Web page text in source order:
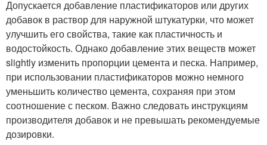
Допускается добавление пластификаторов или других
добавок в раствор для наружной штукатурки, что может
улучшить его свойства, такие как пластичность и
водостойкость. Однако добавление этих веществ может
slightly изменить пропорции цемента и песка. Например,
при использовании пластификаторов можно немного
уменьшить количество цемента, сохраняя при этом
соотношение с песком. Важно следовать инструкциям
производителя добавок и не превышать рекомендуемые
дозировки.